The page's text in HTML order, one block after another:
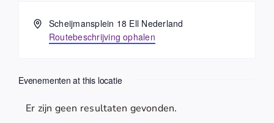
Verenigingen
AdresScheijmansplein 18 Ell Nederland
Routebeschrijving ophalen
Evenementen at this locatie
Bericht
Er zijn geen resultaten gevonden.